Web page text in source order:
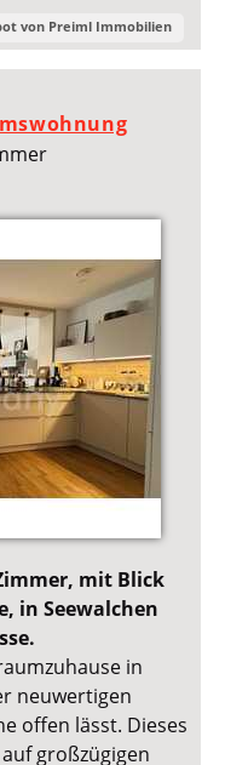
von Preiml Immobilien
mit Blick
in Seewalchen
in
neuwertigen
offen lässt. Dieses
großzügigen